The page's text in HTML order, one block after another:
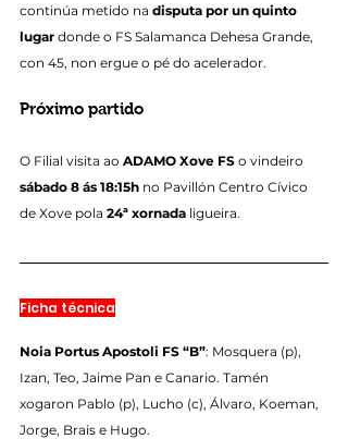
continúa metido na disputa por un quinto
lugar donde o FS Salamanca Dehesa Grande,
con 45, non ergue o pé do acelerador.
Próximo partido
O Filial visita ao ADAMO Xove FS o vindeiro
sábado 8 ás 18:15h no Pavillón Centro Cívico
de Xove pola 24ª xornada ligueira.
Ficha técnica
Noia Portus Apostoli FS “B”: Mosquera (p),
Izan, Teo, Jaime Pan e Canario. Tamén
xogaron Pablo (p), Lucho (c), Álvaro, Koeman,
Jorge, Brais e Hugo.